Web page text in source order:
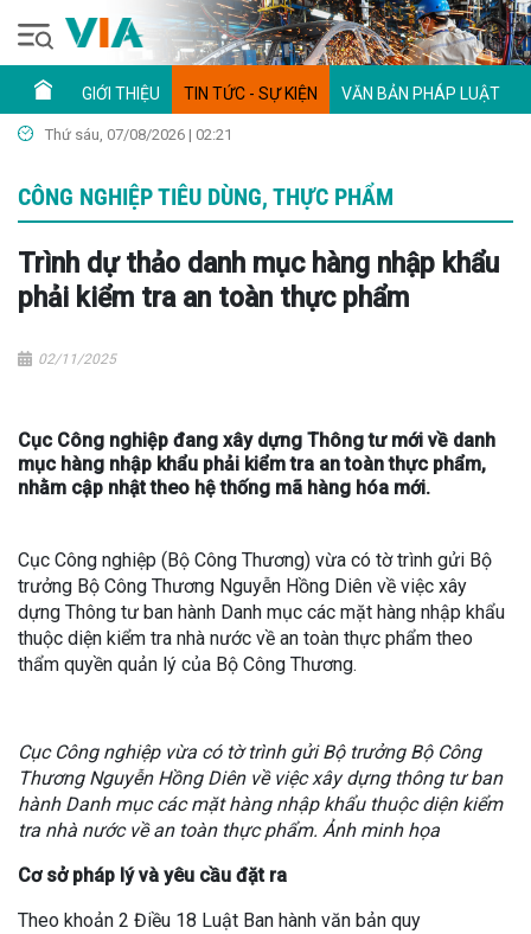
GIỚI THIỆU TIN TỨC - SỰ KIỆN VĂN BẢN PHÁP LUẬT
Thứ sáu, 07/08/2026 | 02:21
CÔNG NGHIỆP TIÊU DÙNG, THỰC PHẨM
Trình dự thảo danh mục hàng nhập khẩu
phải kiểm tra an toàn thực phẩm
02/11/2025
Cục Công nghiệp đang xây dựng Thông tư mới về danh
mục hàng nhập khẩu phải kiểm tra an toàn thực phẩm,
nhằm cập nhật theo hệ thống mã hàng hóa mới.
Cục Công nghiệp (Bộ Công Thương) vừa có tờ trình gửi Bộ
trưởng Bộ Công Thương Nguyễn Hồng Diên về việc xây
dựng Thông tư ban hành Danh mục các mặt hàng nhập khẩu
thuộc diện kiểm tra nhà nước về an toàn thực phẩm theo
thẩm quyền quản lý của Bộ Công Thương.
Cục Công nghiệp vừa có tờ trình gửi Bộ trưởng Bộ Công
Thương Nguyễn Hồng Diên về việc xây dựng thông tư ban
hành Danh mục các mặt hàng nhập khẩu thuộc diện kiểm
tra nhà nước về an toàn thực phẩm. Ảnh minh họa
Cơ sở pháp lý và yêu cầu đặt ra
Theo khoản 2 Điều 18 Luật Ban hành văn bản quy